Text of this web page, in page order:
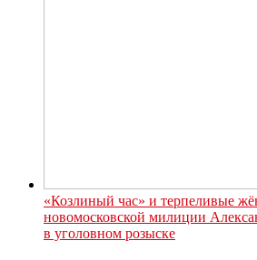
«Козлиный час» и терпеливые
новомосковской милиции
в уголовном розыске